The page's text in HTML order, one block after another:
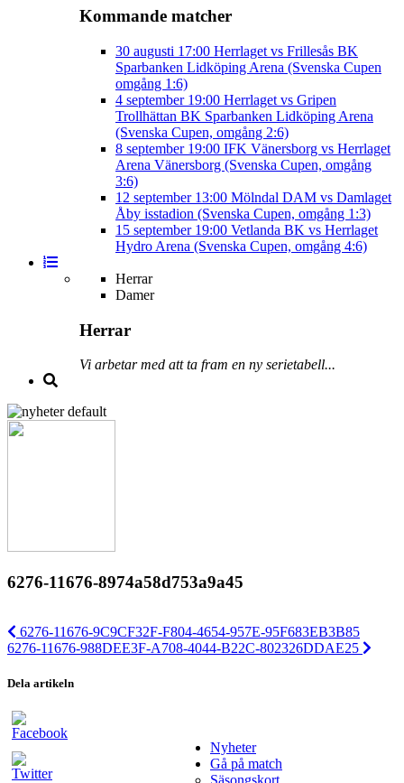
Kommande matcher
30 augusti 17:00 Herrlaget vs Frillesås BK
Sparbanken Lidköping Arena (Svenska Cupen
omgång 1:6)
4 september 19:00 Herrlaget vs Gripen
Trollhättan BK Sparbanken Lidköping Arena
(Svenska Cupen, omgång 2:6)
8 september 19:00 IFK Vänersborg vs Herrlaget
Arena Vänersborg (Svenska Cupen, omgång
3:6)
12 september 13:00 Mölndal DAM vs Damlaget
Åby isstadion (Svenska Cupen, omgång 1:3)
15 september 19:00 Vetlanda BK vs Herrlaget
Hydro Arena (Svenska Cupen, omgång 4:6)
Herrar
Damer
Herrar
Vi arbetar med att ta fram en ny serietabell...
6276-11676-8974a58d753a9a45
6276-11676-9C9CF32F-F804-4654-957E-95F683EB3B85
6276-11676-988DEE3F-A708-4044-B22C-802326DDAE25
Dela artikeln
Nyheter
Gå på match